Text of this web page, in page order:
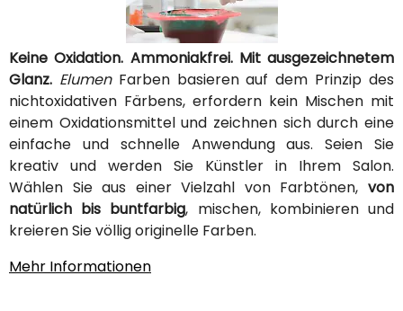
Keine Oxidation. Ammoniakfrei. Mit ausgezeichnetem
Glanz. ElumenFarben basieren auf dem Prinzip des
nichtoxidativen Färbens, erfordern kein Mischen mit
einem Oxidationsmittel und zeichnen sich durch eine
einfache und schnelle Anwendung aus. Seien Sie
kreativ und werden Sie Künstler in Ihrem Salon.
Wählen Sie aus einer Vielzahl von Farbtönen, von
natürlich bis buntfarbig, mischen, kombinieren und
kreieren Sie völlig originelle Farben.
Mehr Informationen